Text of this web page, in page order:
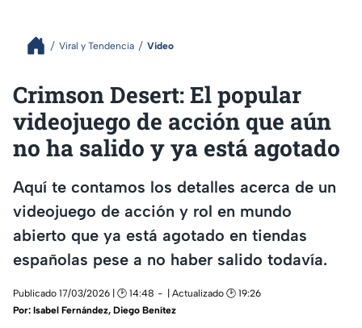
Viral y Tendencia Video
Crimson Desert: El popular
videojuego de acción que aún
no ha salido y ya está agotado
Aquí te contamos los detalles acerca de un
videojuego de acción y rol en mundo
abierto que ya está agotado en tiendas
españolas pese a no haber salido todavía.
Publicado 17/03/2026 | 🕑 14:48
| Actualizado 🕑 19:26
Por: Isabel Fernández, Diego Benítez